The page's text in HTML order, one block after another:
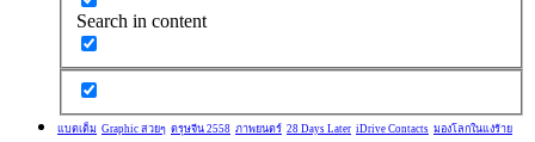
Search in content
แบตเต็ม Graphic สวยๆ ตรุษจีน 2558 ภาพยนตร์ 28 Days Later iDrive Contacts มองโลกในแง่ร้าย